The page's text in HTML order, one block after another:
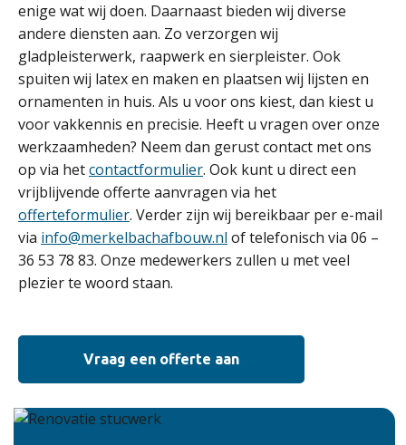
enige wat wij doen. Daarnaast bieden wij diverse
andere diensten aan. Zo verzorgen wij
gladpleisterwerk, raapwerk en sierpleister. Ook
spuiten wij latex en maken en plaatsen wij lijsten en
ornamenten in huis. Als u voor ons kiest, dan kiest u
voor vakkennis en precisie. Heeft u vragen over onze
werkzaamheden? Neem dan gerust contact met ons
op via hetcontactformulier. Ook kunt u direct een
vrijblijvende offerte aanvragen via het
offerteformulier. Verder zijn wij bereikbaar per e-mail
via info@merkelbachafbouw.nl of telefonisch via 06 –
36 53 78 83. Onze medewerkers zullen u met veel
plezier te woord staan.
Vraag een offerte aan